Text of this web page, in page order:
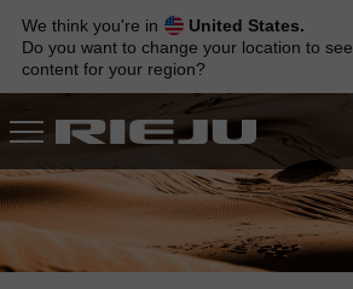
navigation
content
We think you're in
United States.
Do you want to change your location to see
content for your region?